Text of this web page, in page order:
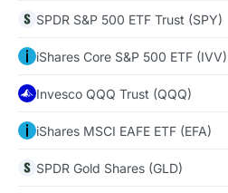
SPDR S&P 500 ETF Trust (SPY)
iShares Core S&P 500 ETF (IVV)
Invesco QQQ Trust (QQQ)
iShares MSCI EAFE ETF (EFA)
SPDR Gold Shares (GLD)